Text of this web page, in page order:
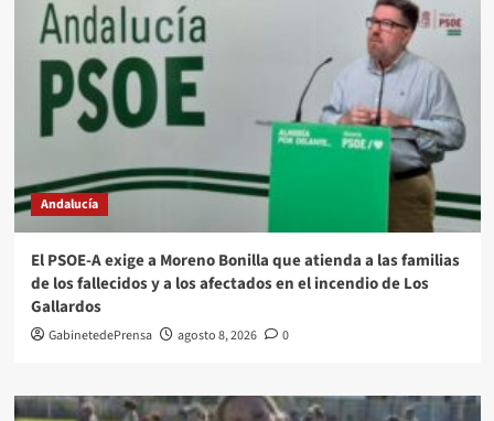
Andalucía
El PSOE-A exige a Moreno Bonilla que atienda a las familias
de los fallecidos y a los afectados en el incendio de Los
Gallardos
GabinetedePrensa agosto 8, 2026 0